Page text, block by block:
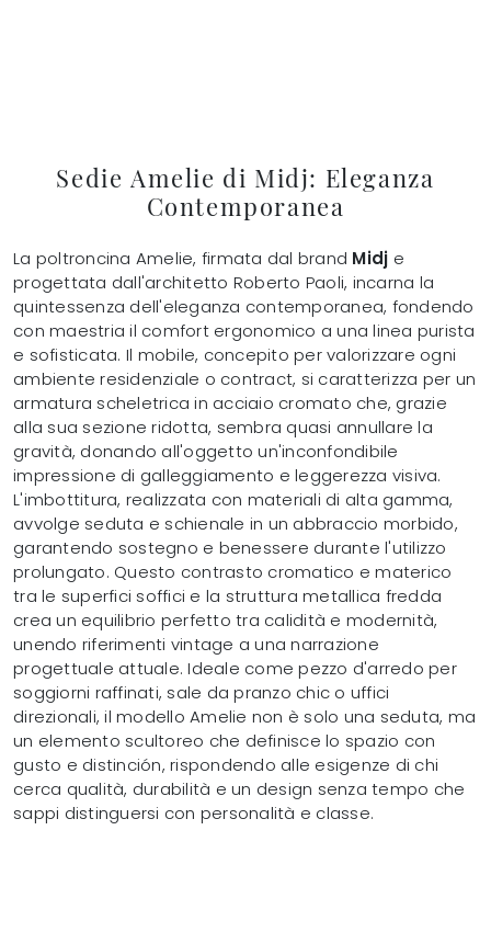
Sedie Amelie di Midj: Eleganza
Contemporanea
La poltroncina Amelie, firmata dal brand Midj e
progettata dall'architetto Roberto Paoli, incarna la
quintessenza dell'eleganza contemporanea, fondendo
con maestria il comfort ergonomico a una linea purista
e sofisticata. Il mobile, concepito per valorizzare ogni
ambiente residenziale o contract, si caratterizza per un
armatura scheletrica in acciaio cromato che, grazie
alla sua sezione ridotta, sembra quasi annullare la
gravità, donando all'oggetto un'inconfondibile
impressione di galleggiamento e leggerezza visiva.
L'imbottitura, realizzata con materiali di alta gamma,
avvolge seduta e schienale in un abbraccio morbido,
garantendo sostegno e benessere durante l'utilizzo
prolungato. Questo contrasto cromatico e materico
tra le superfici soffici e la struttura metallica fredda
crea un equilibrio perfetto tra calidità e modernità,
unendo riferimenti vintage a una narrazione
progettuale attuale. Ideale come pezzo d'arredo per
soggiorni raffinati, sale da pranzo chic o uffici
direzionali, il modello Amelie non è solo una seduta, ma
un elemento scultoreo che definisce lo spazio con
gusto e distinción, rispondendo alle esigenze di chi
cerca qualità, durabilità e un design senza tempo che
sappi distinguersi con personalità e classe.